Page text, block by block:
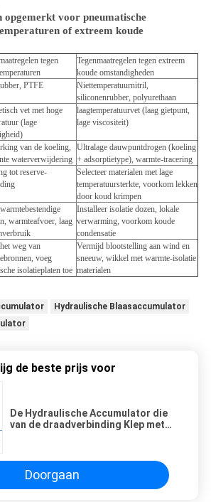
opgemerkt voor pneumatische
of extreem koude
tegen
Tegenmaatregelen tegen extreem
koude omstandigheden
PTFE
Niettemperatuurnitril,
siliconenrubber, polyurethaan
vet met hoge
(lage
laagtemperatuurvet (laag gietpunt,
lage viscositeit)
van de koeling,
waterverwijdering
Ultralage dauwpuntdrogen (koeling
+ adsorptietype), warmte-tracering
tot reserve-
Selecteer materialen met lage
temperatuursterkte, voorkom lekken
door koud krimpen
warmteafvoer, laag
Installeer isolatie dozen, lokale
verwarming, voorkom koude
condensatie
weg van
voeg
isolatieplaten toe
Vermijd blootstelling aan wind en
sneeuw, wikkel met warmte-isolatie
materialen
Hydraulische Blaasaccumulator
de beste prijs voor
De Hydraulische Accumulator die
van de draadverbinding Klep met
Doorgaan